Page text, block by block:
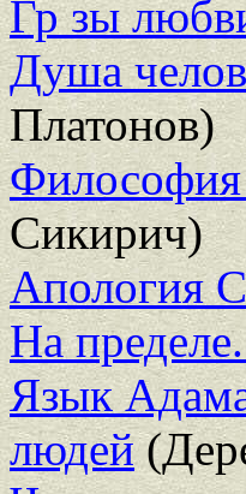
Гр зы
Душа
Платонов)
Философия
Сикирич)
Апология
На
Язык
людей